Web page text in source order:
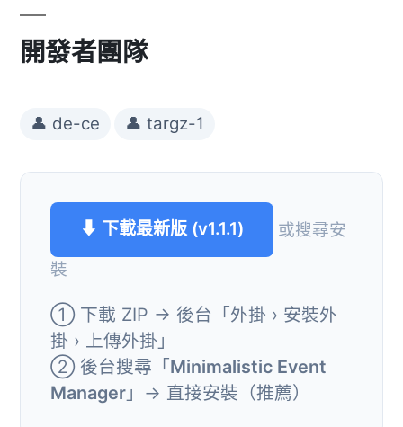
開發者團隊
👤 de-ce 👤 targz-1
⬇ 下載最新版 (v1.1.1)
或搜尋安
裝
① 下載 ZIP → 後台「外掛 › 安裝外
掛 › 上傳外掛」
② 後台搜尋「Minimalistic Event
Manager 」→ 直接安裝（推薦）